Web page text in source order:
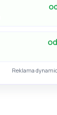
Reklama